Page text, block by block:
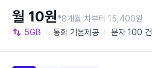
5GB 통화 기본제공 문자 100 건
월 10원*8개월 차부터 15,400원